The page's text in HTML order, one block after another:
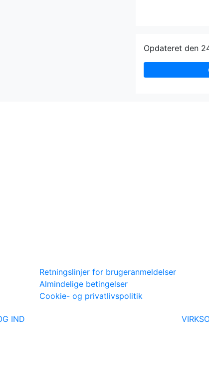
Opdateret den
Retningslinjer for brugeranmeldelser
Almindelige betingelser
Cookie- og privatlivspolitik
IND